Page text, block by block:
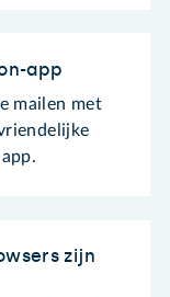
app
mailen met
zijn